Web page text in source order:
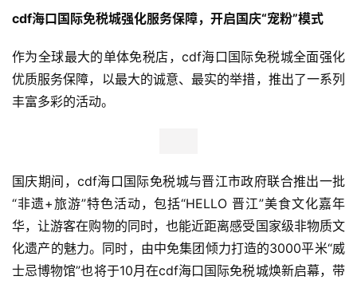
cdf海口国际免税城强化服务保障，开启国庆“宠粉”模式
作为全球最大的单体免税店，cdf海口国际免税城全面强化
优质服务保障，以最大的诚意、最实的举措，推出了一系列
丰富多彩的活动。
国庆期间，cdf海口国际免税城与晋江市政府联合推出一批
“非遗+旅游”特色活动，包括“HELLO 晋江”美食文化嘉年
华，让游客在购物的同时，也能近距离感受国家级非物质文
化遗产的魅力。同时，由中免集团倾力打造的3000平米“威
士忌博物馆”也将于10月在cdf海口国际免税城焕新启幕，带